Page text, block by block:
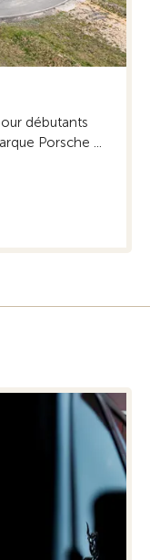
débutants
Porsche ...